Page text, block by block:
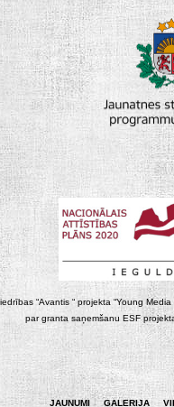
“Avantis “ projekta “Young
par granta saņemšanu ESF
JAUNUMI GALERIJA